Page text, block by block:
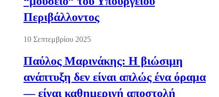
Περιβάλλοντος
10 Σεπτεμβρίου 2025
Παύλος Μαρινάκης: Η βιώσιμη
ανάπτυξη δεν είναι απλώς ένα όραμα
— είναι καθημερινή αποστολή